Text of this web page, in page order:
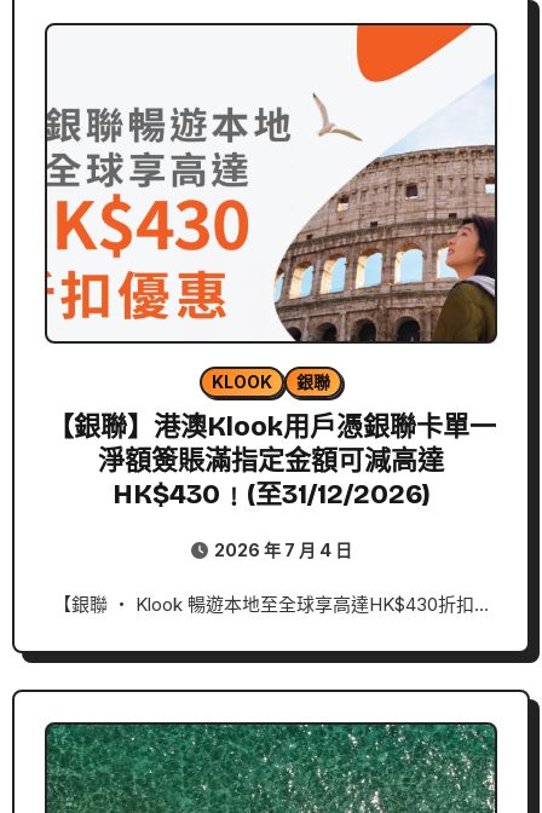
KLOOK 銀聯
【銀聯】港澳Klook用戶憑銀聯卡單一
淨額簽賬滿指定金額可減高達
HK$430﹗(至31/12/2026)
2026 年 7 月 4 日
【銀聯 ‧ Klook 暢遊本地至全球享高達HK$430折扣…